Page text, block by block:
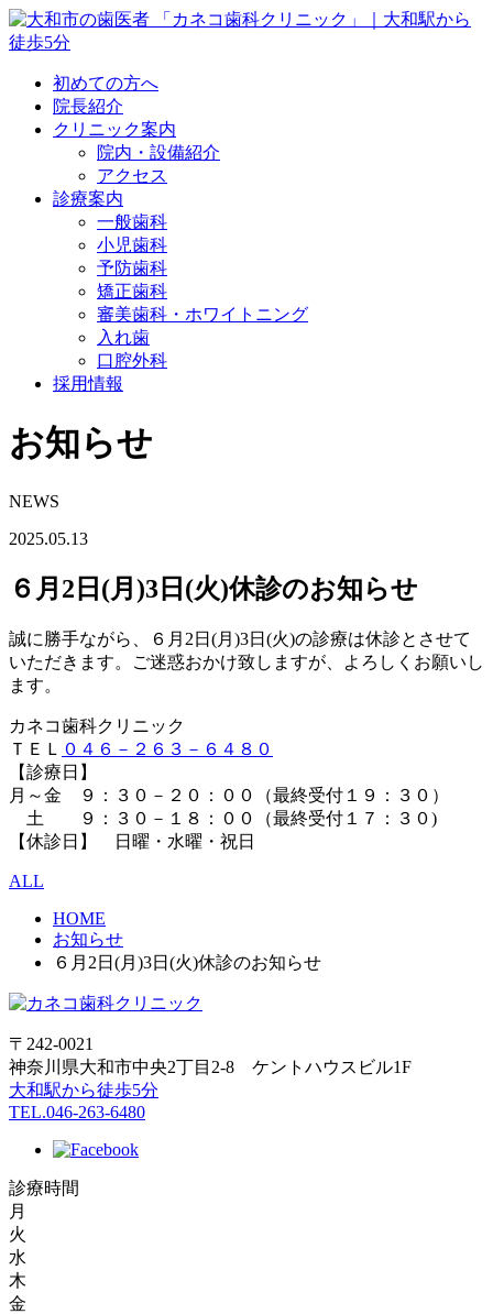
初めての方へ
院長紹介
クリニック案内
院内・設備紹介
アクセス
診療案内
一般歯科
小児歯科
予防歯科
矯正歯科
審美歯科・ホワイトニング
入れ歯
口腔外科
採用情報
お知らせ
NEWS
2025.05.13
６月2日(月)3日(火)休診のお知らせ
誠に勝手ながら、６月2日(月)3日(火)の診療は休診とさせて
いただきます。ご迷惑おかけ致しますが、よろしくお願いし
ます。
カネコ歯科クリニック
ＴＥＬ ０４６－２６３－６４８０
【診療日】
月～金 ９：３０－２０：００（最終受付１９：３０）
土 ９：３０－１８：００（最終受付１７：３０)
【休診日】 日曜・水曜・祝日
ALL
HOME
お知らせ
６月2日(月)3日(火)休診のお知らせ
〒242-0021
神奈川県大和市中央2丁目2-8 ケントハウスビル1F
大和駅から徒歩5分
TEL.046-263-6480
診療時間
月
火
水
木
金